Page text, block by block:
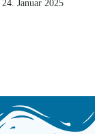
24. Januar 2025